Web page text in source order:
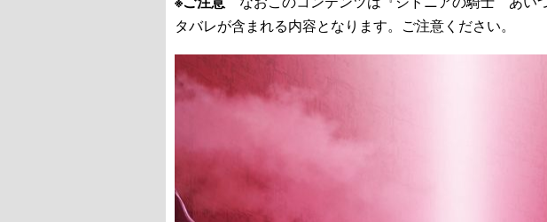
タバレが含まれる内容となります。ご注意ください。